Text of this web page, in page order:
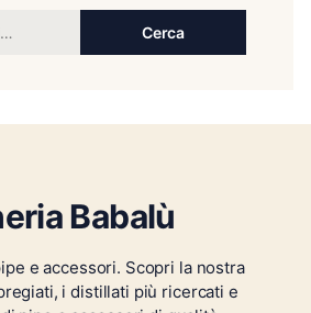
Cerca
Babalù
e accessori. Scopri la nostra
i distillati più ricercati e